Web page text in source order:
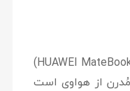
میت بوک 13 هواوی (HUAWEI MateBook 13 2020)
سبک و مُدرن از هواوی است